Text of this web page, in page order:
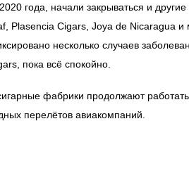
года, начали закрываться и
Plasencia Cigars, Joya de Nicaragua
несколько случаев
пока всё спокойно.
фабрики продолжают
перелётов авиакомпаний.